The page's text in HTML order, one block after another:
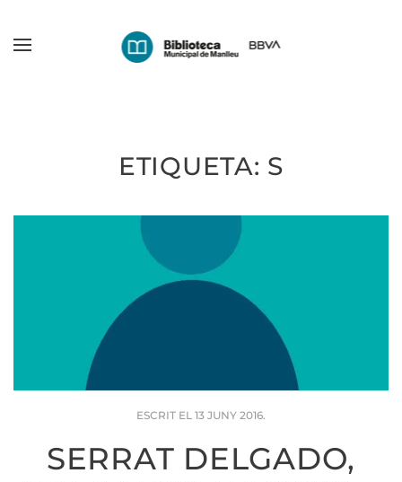
ETIQUETA: S
ESCRIT EL 13 JUNY 2016.
SERRAT DELGADO,